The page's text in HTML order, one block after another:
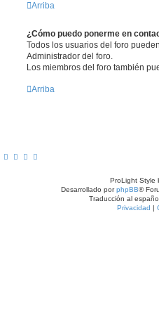
Arriba
¿Cómo puedo ponerme en
Todos los usuarios del foro
Administrador del foro.
Los miembros del foro también
Arriba
ProLight Style
Desarrollado porphpBB®
Traducción al
Privacidad |